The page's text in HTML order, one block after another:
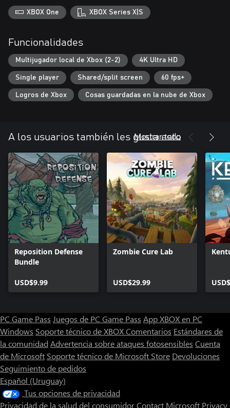
XBOX One XBOX Series X|S
Funcionalidades
Multijugador local de Xbox (2-2) 4K Ultra HD
Single player Shared/split screen 60 fps+
Logros de Xbox Cosas guardadas en la nube de Xbox
A los usuarios también les gusta esto
Mostrar todo
Reposition Defense
Bundle
USD$9.99
Zombie Cure Lab
USD$29.99
PC Game Pass Juegos de PC Game Pass App XBOX en PC
Windows Soporte técnico de XBOXComentarios Estándares de
la comunidad Advertencia sobre ataques fotosensibles Cuenta
de Microsoft Soporte técnico de Microsoft Store Devoluciones
Seguimiento de pedidos
Español (Uruguay)
Tus opciones de privacidad
Privacidad de la salud del consumidorContact Microsoft Privacy